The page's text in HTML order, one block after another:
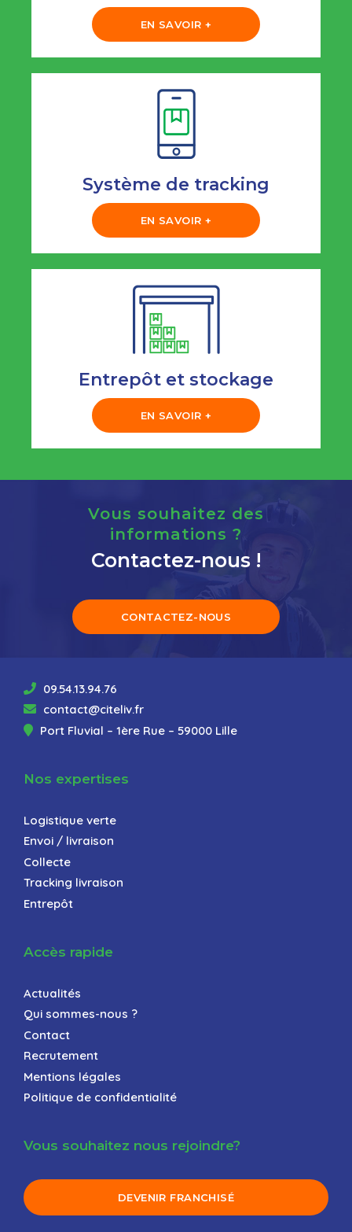
EN SAVOIR +
Système de tracking
EN SAVOIR +
Entrepôt et stockage
EN SAVOIR +
Vous souhaitez des
informations ?
Contactez-nous !
CONTACTEZ-NOUS
09.54.13.94.76
contact@citeliv.fr
Port Fluvial – 1ère Rue – 59000 Lille
Nos expertises
Logistique verte
Envoi / livraison
Collecte
Tracking livraison
Entrepôt
Accès rapide
Actualités
Qui sommes-nous ?
Contact
Recrutement
Mentions légales
Politique de confidentialité
Vous souhaitez nous rejoindre?
DEVENIR FRANCHISÉ